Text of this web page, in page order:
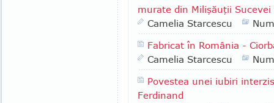
murate din Milişăuţii Sucevei
Camelia Starcescu
Fabricat în România -
Camelia Starcescu
Povestea unei iubiri
Ferdinand